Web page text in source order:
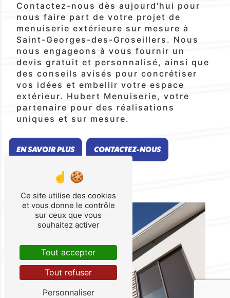
Contactez-nous dès aujourd'hui pour
nous faire part de votre projet de
menuiserie extérieure sur mesure à
Saint-Georges-des-Groseillers. Nous
nous engageons à vous fournir un
devis gratuit et personnalisé, ainsi que
des conseils avisés pour concrétiser
vos idées et embellir votre espace
extérieur. Hubert Menuiserie, votre
partenaire pour des réalisations
uniques et sur mesure.
EN SAVOIR PLUS CONTACTEZ-NOUS
Ce site utilise des cookies
et vous donne le contrôle
sur ceux que vous
souhaitez activer
Tout accepter
Tout refuser
Personnaliser